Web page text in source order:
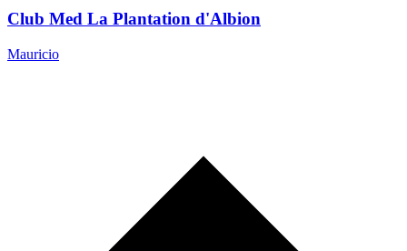
Club Med La Plantation d'Albion
Mauricio